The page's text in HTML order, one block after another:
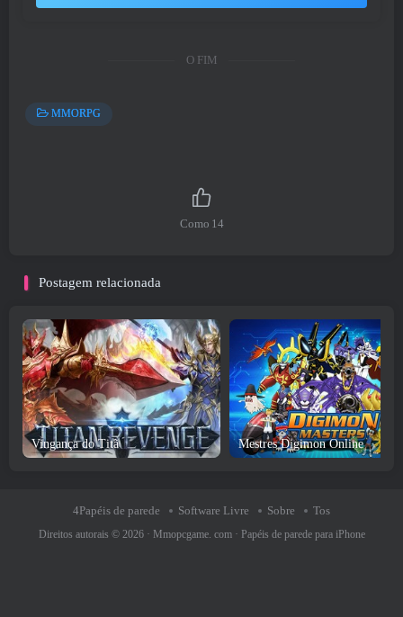
O FIM
MMORPG
Como 14
Postagem relacionada
Vingança do Titã Mestres Digimon Online
4Papéis de parede Software Livre Sobre Tos
Direitos autorais © 2026 · Mmopcgame. com· Papéis de parede para iPhone